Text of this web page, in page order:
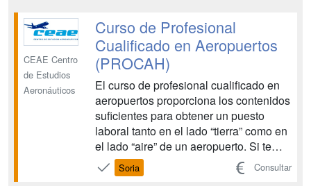
para las personas con discapacidad y
con la eficacia y calidad requeridas.
OPERACIONES DE G...
CEAE Centro
de Estudios
Aeronáuticos
Curso de Profesional
Cualificado en Aeropuertos
(PROCAH)
El curso de profesional cualificado en
aeropuertos proporciona los contenidos
suficientes para obtener un puesto
laboral tanto en el lado “tierra” como en
el lado “aire” de un aeropuerto. Si te
gusta esta profesión no será difícil
conseguir tu implicación lo que
Soria Consultar